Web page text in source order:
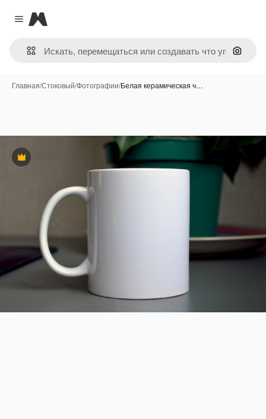
Close menu
Magnific
Поиск
Главная/Стоковый/Фотографии/Белая керамическая ч…
Премиум